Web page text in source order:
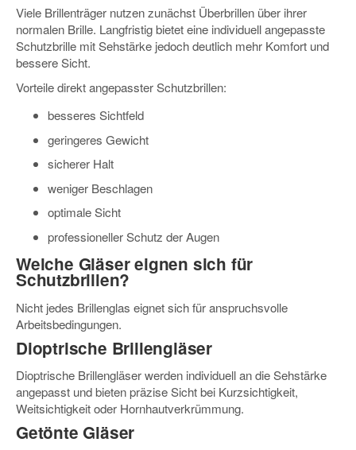
Viele Brillenträger nutzen zunächst Überbrillen über ihrer
normalen Brille. Langfristig bietet eine individuell angepasste
Schutzbrille mit Sehstärke jedoch deutlich mehr Komfort und
bessere Sicht.
Vorteile direkt angepasster Schutzbrillen:
besseres Sichtfeld
geringeres Gewicht
sicherer Halt
weniger Beschlagen
optimale Sicht
professioneller Schutz der Augen
Welche Gläser eignen sich für
Schutzbrillen?
Nicht jedes Brillenglas eignet sich für anspruchsvolle
Arbeitsbedingungen.
Dioptrische Brillengläser
Dioptrische Brillengläser werden individuell an die Sehstärke
angepasst und bieten präzise Sicht bei Kurzsichtigkeit,
Weitsichtigkeit oder Hornhautverkrümmung.
Getönte Gläser